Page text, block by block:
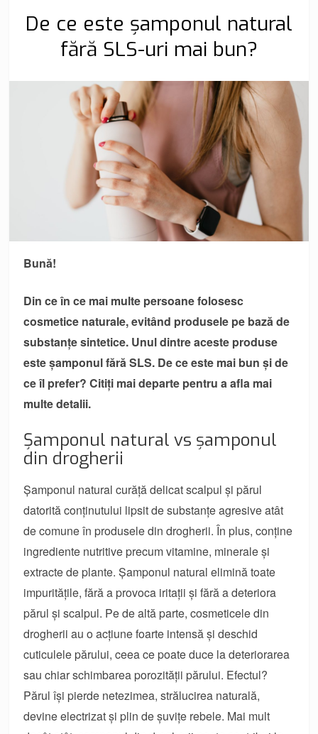
De ce este șamponul natural
fără SLS-uri mai bun?
Bună!
Din ce în ce mai multe persoane folosesc
cosmetice naturale, evitând produsele pe bază de
substanțe sintetice. Unul dintre aceste produse
este șamponul fără SLS. De ce este mai bun și de
ce îl prefer? Citiți mai departe pentru a afla mai
multe detalii.
Șamponul natural vs șamponul
din drogherii
Șamponul natural curăță delicat scalpul și părul
datorită conținutului lipsit de substanțe agresive atât
de comune în produsele din drogherii. În plus, conține
ingrediente nutritive precum vitamine, minerale și
extracte de plante. Șamponul natural elimină toate
impuritățile, fără a provoca iritații și fără a deteriora
părul și scalpul. Pe de altă parte, cosmeticele din
drogherii au o acțiune foarte intensă și deschid
cuticulele părului, ceea ce poate duce la deteriorarea
sau chiar schimbarea porozității părului. Efectul?
Părul își pierde netezimea, strălucirea naturală,
devine electrizat și plin de șuvițe rebele. Mai mult